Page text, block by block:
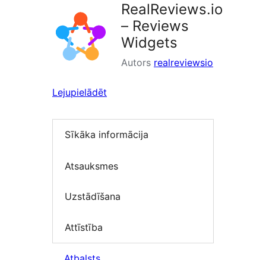
RealReviews.io
– Reviews
Widgets
Autors realreviewsio
Lejupielādēt
Sīkāka informācija
Atsauksmes
Uzstādīšana
Attīstība